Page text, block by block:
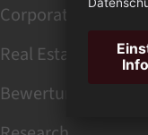
Corporate Finance
Real Estate
Bewertung